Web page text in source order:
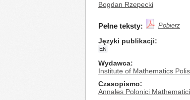
Bogdan Rzepecki
Pełne teksty: Pobierz
Języki publikacji
EN
Wydawca
Institute of Mathematics
Czasopismo
Annales Polonici Mathematici